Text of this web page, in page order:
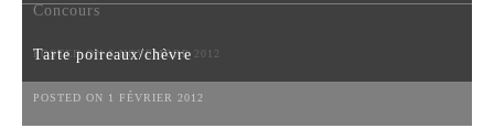
Concours
POSTED ON 6 NOVEMBRE 2012
Tarte poireaux/chèvre
POSTED ON 1 FÉVRIER 2012